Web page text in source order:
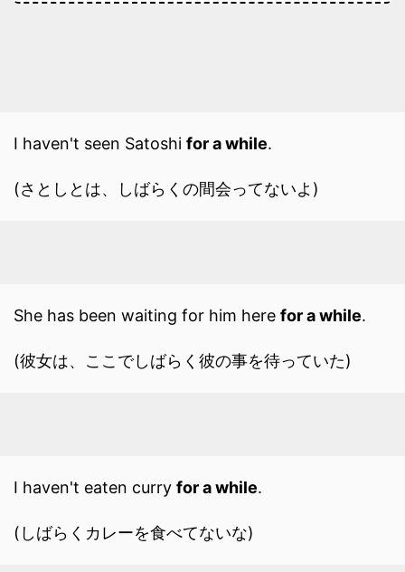
I haven't seen Satoshi for a while.
(さとしとは、しばらくの間会ってないよ)
She has been waiting for him here for a while.
(彼女は、ここでしばらく彼の事を待っていた)
I haven't eaten curry for a while.
(しばらくカレーを食べてないな)